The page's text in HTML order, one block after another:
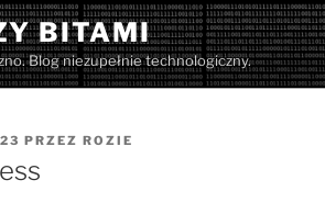
BITAMI
Blog niezupełnie technologiczny.
PRZEZ ROZIE